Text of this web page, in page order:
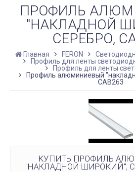
ПРОФИЛЬ
"НАКЛАДНОЙ
СЕРЕБРО,
Главная FERON
Профиль для ленты
Профиль для ленты
Профиль алюминиевый
CAB263
КУПИТЬ ПРОФИЛЬ
"НАКЛАДНОЙ ШИРОКИЙ",